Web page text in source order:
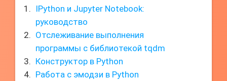
IPython и Jupyter Notebook:
руководство
Отслеживание выполнения
программы с библиотекой tqdm
Конструктор в Python
Работа с эмодзи в Python